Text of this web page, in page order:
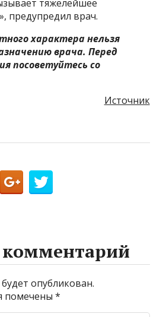
тяжелейшее
предупредил врач.
характера нельзя
врача. Перед
посоветуйтесь со
Источник
опубликован.
помечены*